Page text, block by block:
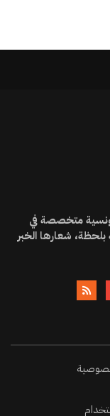
متخصصة في
بلحظة، شعارها الخبر